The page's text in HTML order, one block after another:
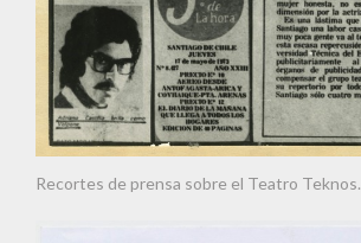
Recortes de prensa sobre el Teatro Teknos.